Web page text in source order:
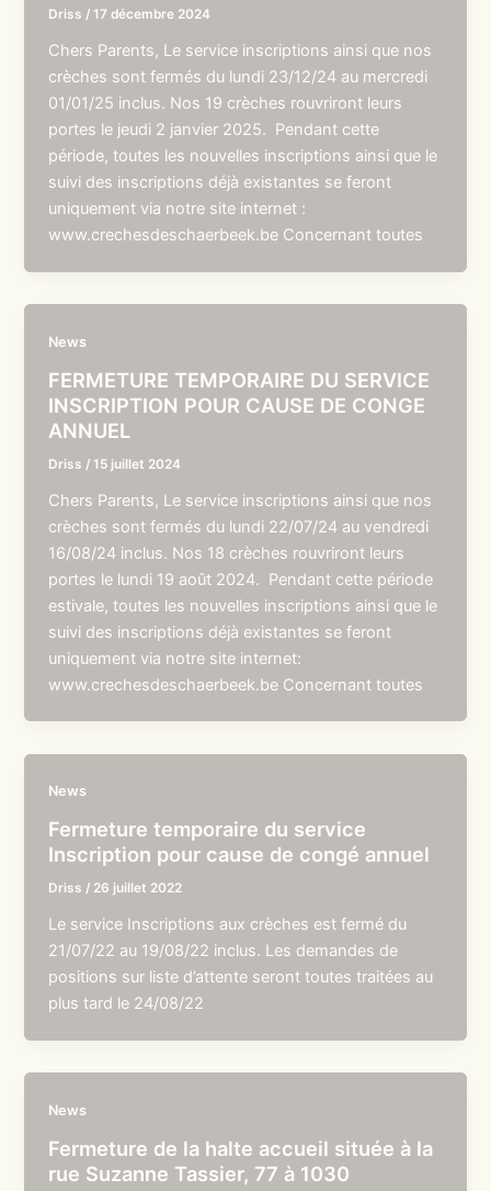
Driss /17 décembre 2024
Chers Parents, Le service inscriptions ainsi que nos
crèches sont fermés du lundi 23/12/24 au mercredi
01/01/25 inclus. Nos 19 crèches rouvriront leurs
portes le jeudi 2 janvier 2025. Pendant cette
période, toutes les nouvelles inscriptions ainsi que le
suivi des inscriptions déjà existantes se feront
uniquement via notre site internet :
www.crechesdeschaerbeek.be Concernant toutes
News
FERMETURE TEMPORAIRE DU SERVICE
INSCRIPTION POUR CAUSE DE CONGE
ANNUEL
Driss /15 juillet 2024
Chers Parents, Le service inscriptions ainsi que nos
crèches sont fermés du lundi 22/07/24 au vendredi
16/08/24 inclus. Nos 18 crèches rouvriront leurs
portes le lundi 19 août 2024. Pendant cette période
estivale, toutes les nouvelles inscriptions ainsi que le
suivi des inscriptions déjà existantes se feront
uniquement via notre site internet:
www.crechesdeschaerbeek.be Concernant toutes
News
Fermeture temporaire du service
Inscription pour cause de congé annuel
Driss / 26 juillet 2022
Le service Inscriptions aux crèches est fermé du
21/07/22 au 19/08/22 inclus. Les demandes de
positions sur liste d’attente seront toutes traitées au
plus tard le 24/08/22
News
Fermeture de la halte accueil située à la
rue Suzanne Tassier, 77 à 1030